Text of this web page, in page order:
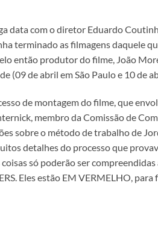
data com o diretor Eduardo
terminado as filmagens daquele
então produtor do filme, João
(09 de abril em São Paulo e 10 de
de montagem do filme, que
membro da Comissão de
sobre o método de trabalho de
detalhes do processo que
só poderão ser
Eles estão EM VERMELHO,